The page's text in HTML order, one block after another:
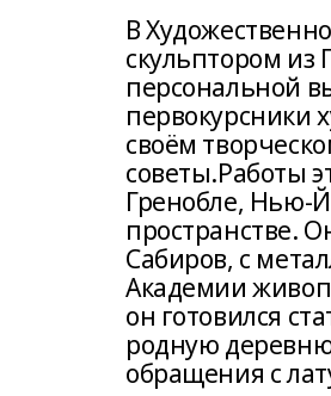
В
скульптором
персональной
первокурсники
своём
советы.Работы
Гренобле, Нью-
пространстве.
Сабиров, с
Академии
он готовился
родную
обращения с